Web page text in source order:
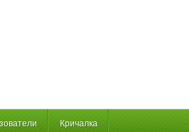
Кричалка